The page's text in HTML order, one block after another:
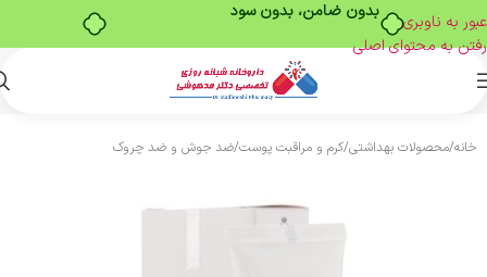
بدون ضامن، بدون سود
عبور به ناوبری
رفتن به محتوای اصلی
خانه/محصولات بهداشتی/کرم و مراقبت پوست/ضد جوش و ضد چروک